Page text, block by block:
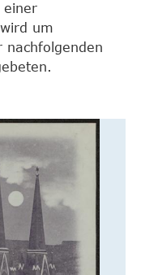
einer
um
nachfolgenden